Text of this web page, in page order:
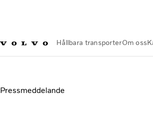
Hållbara transporterOm oss
Pressmeddelande